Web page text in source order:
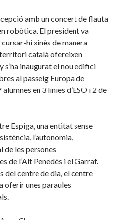
amb un concert de flauta
robòtica. El president va
hi xinès de manera
català ofereixen
inaugurat el nou edifici
al passeig Europa de
en 3 línies d’ESO i 2 de
Espiga, una entitat sense
l’autonomia,
de les persones
de l’Alt Penedès i el Garraf.
del centre de dia, el centre
oferir unes paraules